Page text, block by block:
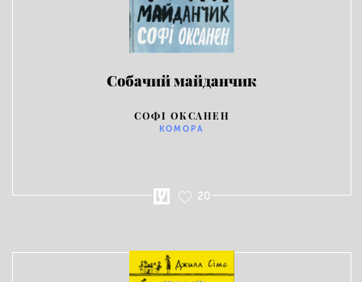
Собачий майданчик
СОФІ ОКСАНЕН
КОМОРА
20